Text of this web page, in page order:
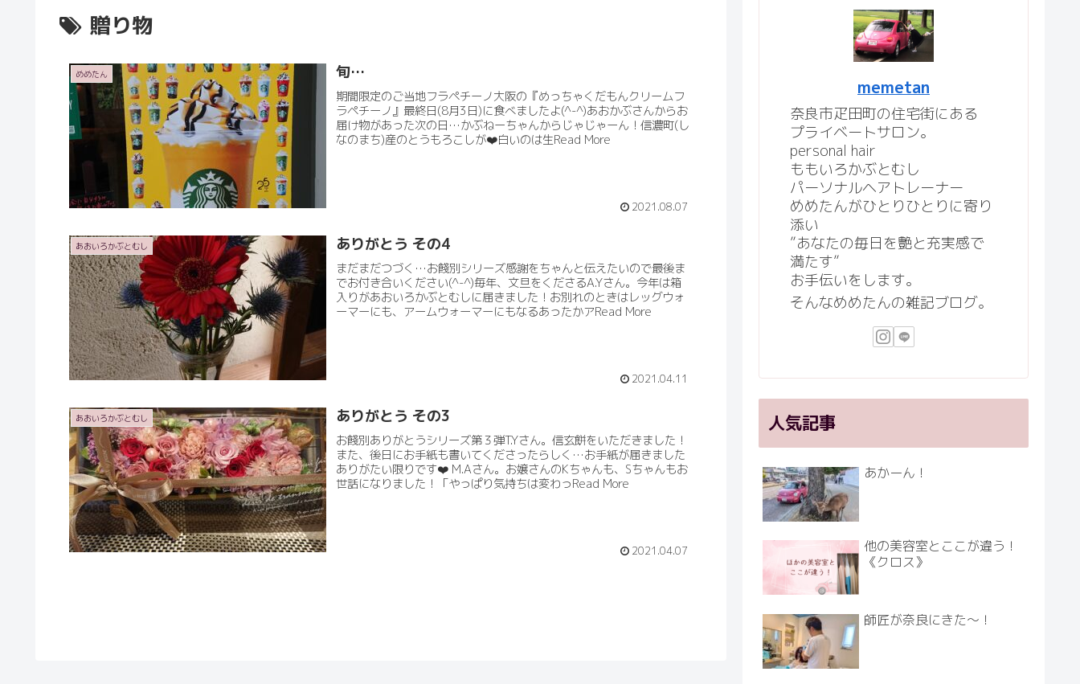
贈り物
めめたん 旬…
期間限定のご当地フラペチーノ大阪の『めっちゃくだもんクリームフ
ラペチーノ』最終日(8月3日)に食べましたよ(^-^)あおかぶさんからお
届け物があった次の日…かぶねーちゃんからじゃじゃーん！信濃町(し
なのまち)産のとうもろこしが❤️白いのは生Read More
2021.08.07
あおいろかぶとむし ありがとう その4
まだまだつづく…お餞別シリーズ感謝をちゃんと伝えたいので最後ま
でお付き合いください(^-^)毎年、文旦をくださるA.Yさん。今年は箱
入りがあおいろかぶとむしに届きました！お別れのときはレッグウォ
ーマーにも、アームウォーマーにもなるあったかアRead More
2021.04.11
あおいろかぶとむし ありがとう その3
お餞別ありがとうシリーズ第３弾T.Yさん。信玄餅をいただきました！
また、後日にお手紙も書いてくださったらしく…お手紙が届きました
ありがたい限りです❤️ M.Aさん。お嬢さんのKちゃんも、Sちゃんもお
世話になりました！「やっぱり気持ちは変わっRead More
2021.04.07
memetan
奈良市疋田町の住宅街にある
プライベートサロン。
personal hair
ももいろかぶとむし
パーソナルヘアトレーナー
めめたんがひとりひとりに寄り
添い
”あなたの毎日を艶と充実感で
満たす”
お手伝いをします。
そんなめめたんの雑記ブログ。
人気記事
あかーん！
他の美容室とここが違う！
《クロス》
師匠が奈良にきた～！